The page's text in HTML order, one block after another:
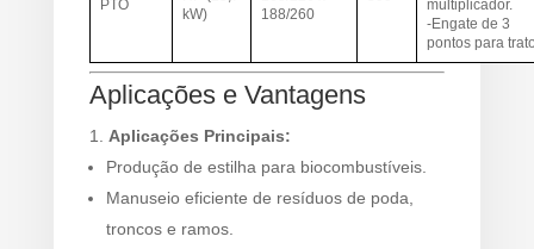
PTO
kW)
188/260
multiplicador.
-Engate de 3
pontos para
Aplicações e Vantagens
Aplicações Principais:
Produção de estilha para biocombustíveis.
Manuseio eficiente de resíduos de poda,
troncos e ramos.